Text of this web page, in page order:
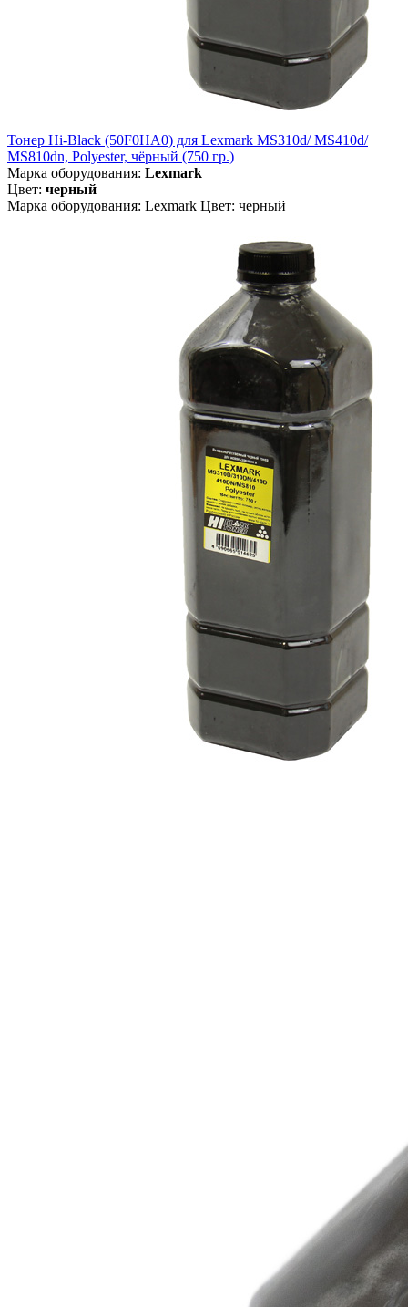
Тонер Hi-Black (50F0HA0) для Lexmark MS310d/ MS410d/
MS810dn, Polyester, чёрный (750 гр.)
Марка оборудования: Lexmark
Цвет: черный
Марка оборудования: Lexmark Цвет: черный